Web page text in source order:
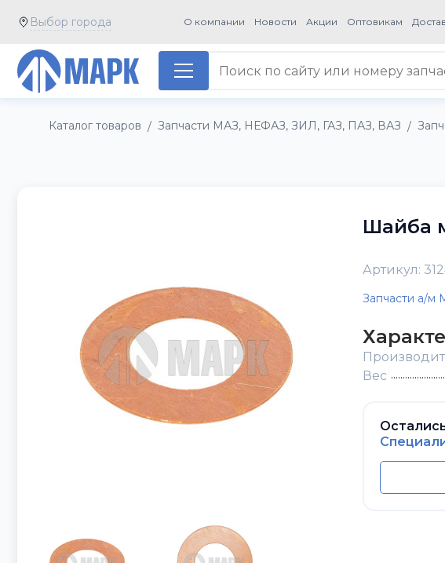
Выбор города О компании Новости Акции Оптовикам
Каталог товаров / Запчасти МАЗ, НЕФАЗ, ЗИЛ, ГАЗ, ПАЗ, ВАЗ /
Шайба
Артикул:
Запчасти а/м
Вес